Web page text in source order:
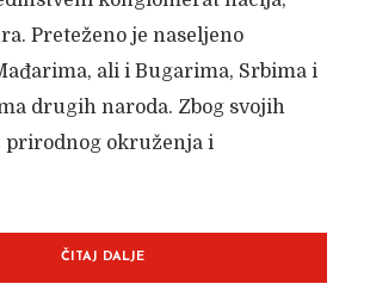
Preteženo je naseljeno
ali i Bugarima, Srbima i
drugih naroda. Zbog svojih
prirodnog okruženja i
ČITAJ DALJE